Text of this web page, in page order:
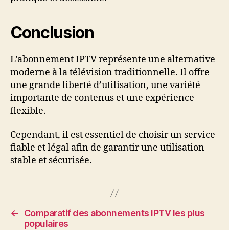
Conclusion
L’abonnement IPTV représente une alternative
moderne à la télévision traditionnelle. Il offre
une grande liberté d’utilisation, une variété
importante de contenus et une expérience
flexible.
Cependant, il est essentiel de choisir un service
fiable et légal afin de garantir une utilisation
stable et sécurisée.
←
Comparatif des abonnements IPTV les plus
populaires